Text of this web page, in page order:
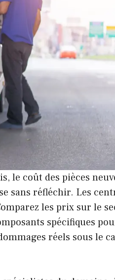
le coût des pièces
sans réfléchir. Les
les prix sur le
spécifiques
réels sous le